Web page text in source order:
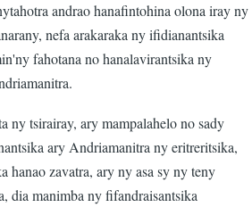
andrao hanafintohina olona iray ny
nefa arakaraka ny ifidianantsika
fahotana no hanalavirantsika ny
ny tsirairay, ary mampalahelo no sady
ary Andriamanitra ny eritreritsika,
hanao zavatra, ary ny asa sy ny teny
dia manimba ny fifandraisantsika